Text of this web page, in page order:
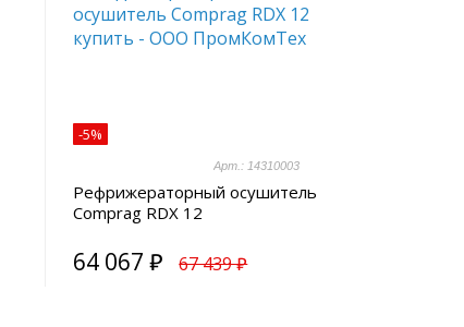
-5%
Арт.: 14310003
Рефрижераторный осушитель
Comprag RDX 12
64 067 ₽ 67 439 ₽